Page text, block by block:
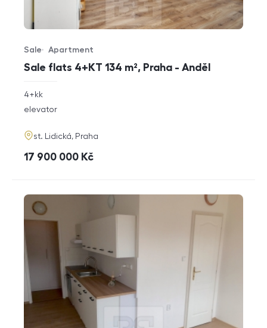
Sale flats 4+KT 134 m², Praha - Anděl
Offer type
Sale
Property type
Apartment
rozměry
disposition
4+kk
funkce
elevator
adresa
st. Lidická, Praha
cena
17 900 000 Kč